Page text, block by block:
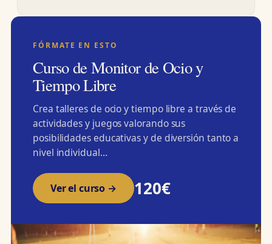
FÓRMATE EN ESTO
Curso de Monitor de Ocio y
Tiempo Libre
Crea talleres de ocio y tiempo libre a través de
actividades y juegos valorando sus
posibilidades educativas y de diversión tanto a
nivel individual…
Ver el curso → 120€